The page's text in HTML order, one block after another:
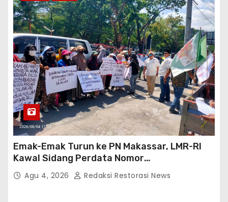
Emak-Emak Turun ke PN Makassar, LMR-RI
Kawal Sidang Perdata Nomor
254/Pdt.G/2026/PN Mks
Agu 4, 2026 Redaksi Restorasi News